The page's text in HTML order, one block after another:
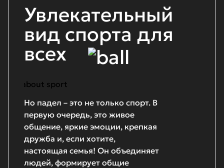
Увлекательный
вид спорта для
всех
Но падел – это не только спорт. В
первую очередь, это живое
общение, яркие эмоции, крепкая
дружба и, если хотите,
настоящая семья! Он объединяет
людей, формирует общие